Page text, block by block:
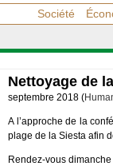
Société
Nettoyage de
septembre 2018 (
A l’approche de la
plage de la Siesta afin
Rendez-vous